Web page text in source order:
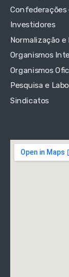
Confederações
Investidores
Normalização e
Organismos
Organismos
Pesquisa e
Sindicatos